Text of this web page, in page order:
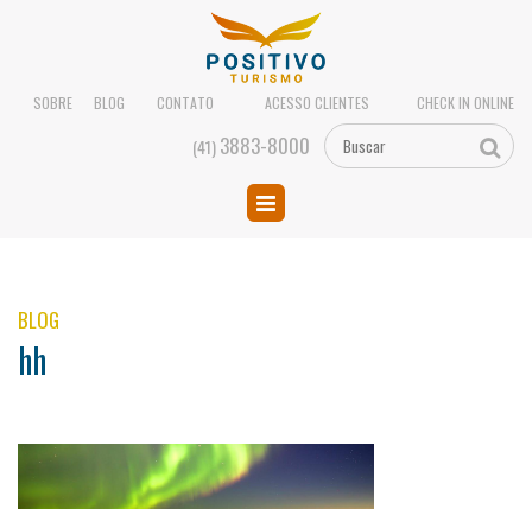
SOBRE BLOG CONTATO ACESSO CLIENTES CHECK IN ONLINE
(41)3883-8000
BLOG
hh